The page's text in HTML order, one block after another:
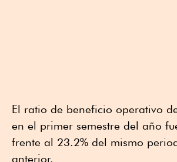
El ratio de beneficio operativo
en el primer semestre del año
frente al 23.2% del mismo
anterior.